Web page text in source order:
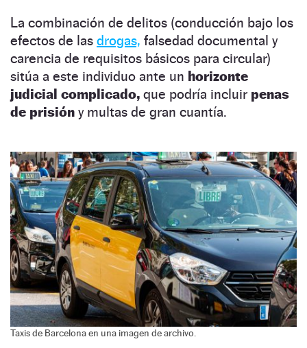
La combinación de delitos (conducción bajo los
efectos de las drogas, falsedad documental y
carencia de requisitos básicos para circular)
sitúa a este individuo ante un horizonte
judicial complicado, que podría incluir penas
de prisión y multas de gran cuantía.
Taxis de Barcelona en una imagen de archivo.